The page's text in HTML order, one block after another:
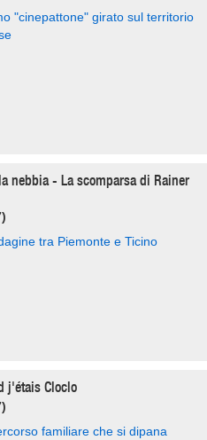
"cinepattone" girato sul territorio
nebbia - La scomparsa di Rainer
tra Piemonte e Ticino
j'étais Cloclo
familiare che si dipana